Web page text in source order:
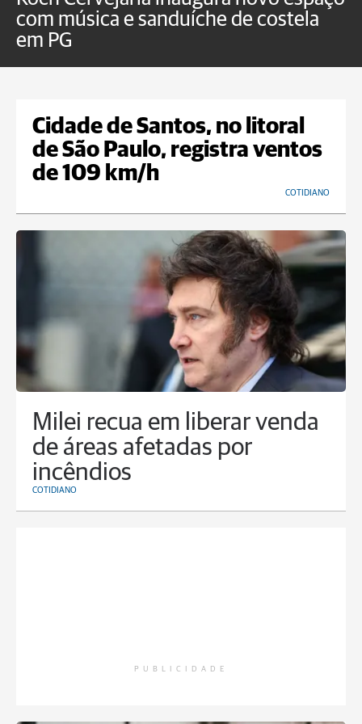
com música e sanduíche de costela
em PG
Cidade de Santos, no litoral
de São Paulo, registra ventos
de 109 km/h
COTIDIANO
Milei recua em liberar venda
de áreas afetadas por
incêndios
COTIDIANO
PUBLICIDADE